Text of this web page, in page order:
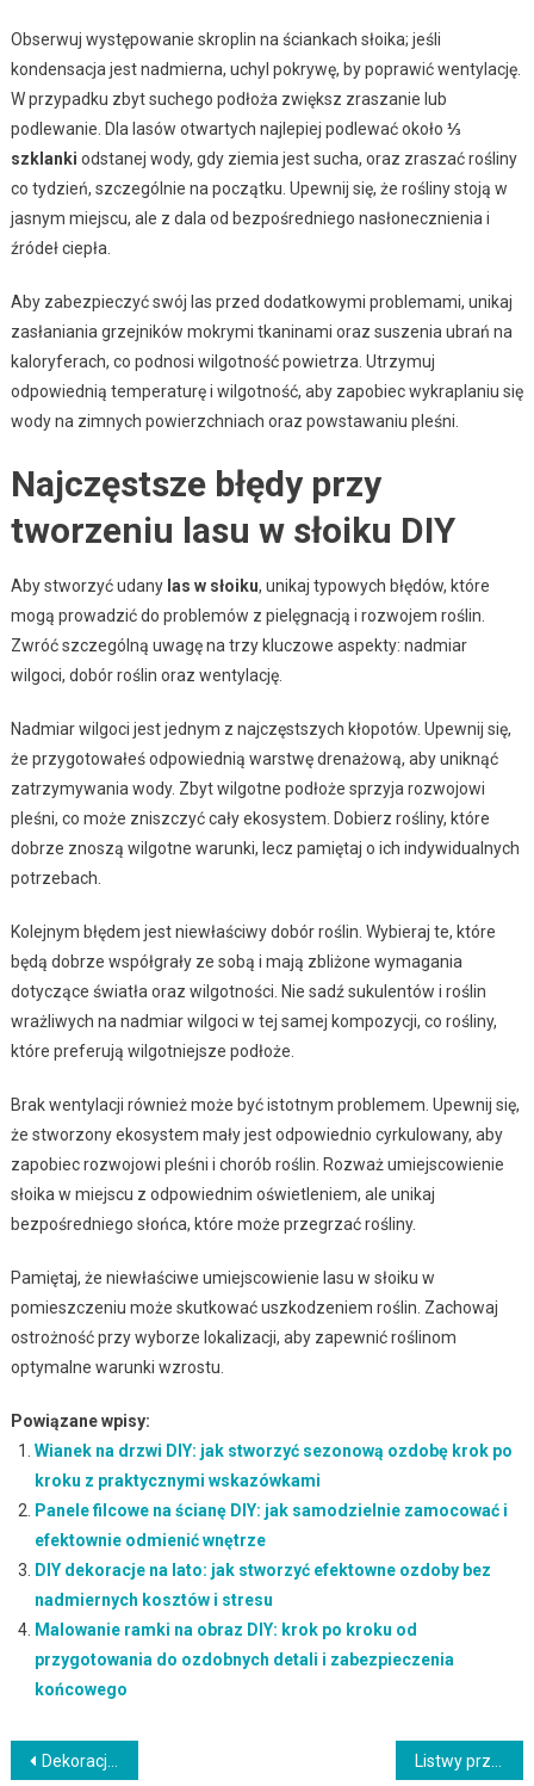
Obserwuj występowanie skroplin na ściankach słoika; jeśli
kondensacja jest nadmierna, uchyl pokrywę, by poprawić wentylację.
W przypadku zbyt suchego podłoża zwiększ zraszanie lub
podlewanie. Dla lasów otwartych najlepiej podlewać około ⅓
szklanki odstanej wody, gdy ziemia jest sucha, oraz zraszać rośliny
co tydzień, szczególnie na początku. Upewnij się, że rośliny stoją w
jasnym miejscu, ale z dala od bezpośredniego nasłonecznienia i
źródeł ciepła.
Aby zabezpieczyć swój las przed dodatkowymi problemami, unikaj
zasłaniania grzejników mokrymi tkaninami oraz suszenia ubrań na
kaloryferach, co podnosi wilgotność powietrza. Utrzymuj
odpowiednią temperaturę i wilgotność, aby zapobiec wykraplaniu się
wody na zimnych powierzchniach oraz powstawaniu pleśni.
Najczęstsze błędy przy
tworzeniu lasu w słoiku DIY
Aby stworzyć udany las w słoiku, unikaj typowych błędów, które
mogą prowadzić do problemów z pielęgnacją i rozwojem roślin.
Zwróć szczególną uwagę na trzy kluczowe aspekty: nadmiar
wilgoci, dobór roślin oraz wentylację.
Nadmiar wilgoci jest jednym z najczęstszych kłopotów. Upewnij się,
że przygotowałeś odpowiednią warstwę drenażową, aby uniknąć
zatrzymywania wody. Zbyt wilgotne podłoże sprzyja rozwojowi
pleśni, co może zniszczyć cały ekosystem. Dobierz rośliny, które
dobrze znoszą wilgotne warunki, lecz pamiętaj o ich indywidualnych
potrzebach.
Kolejnym błędem jest niewłaściwy dobór roślin. Wybieraj te, które
będą dobrze współgrały ze sobą i mają zbliżone wymagania
dotyczące światła oraz wilgotności. Nie sadź sukulentów i roślin
wrażliwych na nadmiar wilgoci w tej samej kompozycji, co rośliny,
które preferują wilgotniejsze podłoże.
Brak wentylacji również może być istotnym problemem. Upewnij się,
że stworzony ekosystem mały jest odpowiednio cyrkulowany, aby
zapobiec rozwojowi pleśni i chorób roślin. Rozważ umiejscowienie
słoika w miejscu z odpowiednim oświetleniem, ale unikaj
bezpośredniego słońca, które może przegrzać rośliny.
Pamiętaj, że niewłaściwe umiejscowienie lasu w słoiku w
pomieszczeniu może skutkować uszkodzeniem roślin. Zachowaj
ostrożność przy wyborze lokalizacji, aby zapewnić roślinom
optymalne warunki wzrostu.
Powiązane wpisy:
Wianek na drzwi DIY: jak stworzyć sezonową ozdobę krok po
kroku z praktycznymi wskazówkami
Panele filcowe na ścianę DIY: jak samodzielnie zamocować i
efektownie odmienić wnętrze
DIY dekoracje na lato: jak stworzyć efektowne ozdoby bez
nadmiernych kosztów i stresu
Malowanie ramki na obraz DIY: krok po kroku od
przygotowania do ozdobnych detali i zabezpieczenia
końcowego
Nawigacja
Dekoracje ścienne z drewna DIY: jak zacząć, wybrać materiały i uniknąć typowych błędów